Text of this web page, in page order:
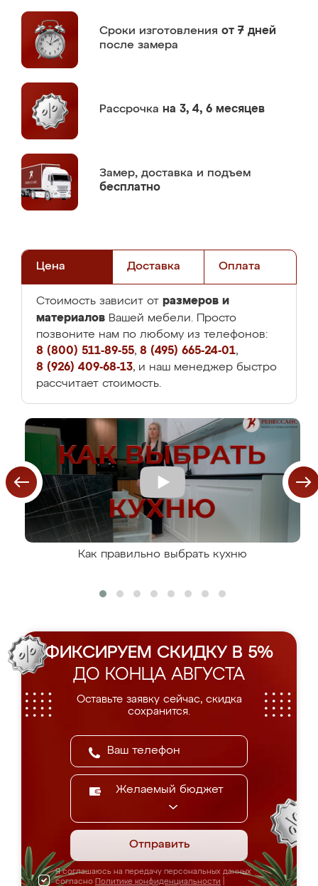
Сроки изготовления от 7 дней
после замера
Рассрочка на 3, 4, 6 месяцев
Замер, доставка и подъем
бесплатно
Цена Доставка Оплата
Стоимость зависит от размеров и
материалов Вашей мебели. Просто
позвоните нам по любому из телефонов:
8 (800) 511-89-55, 8 (495) 665-24-01,
8 (926) 409-68-13, и наш менеджер быстро
рассчитает стоимость.
Как правильно выбрать кухню
ФИКСИРУЕМ СКИДКУ В 5%
ДО КОНЦА АВГУСТА
Оставьте заявку сейчас, скидка
сохранится.
Желаемый бюджет
Отправить
Я соглашаюсь на передачу персональных данных
согласно Политике конфиденциальности